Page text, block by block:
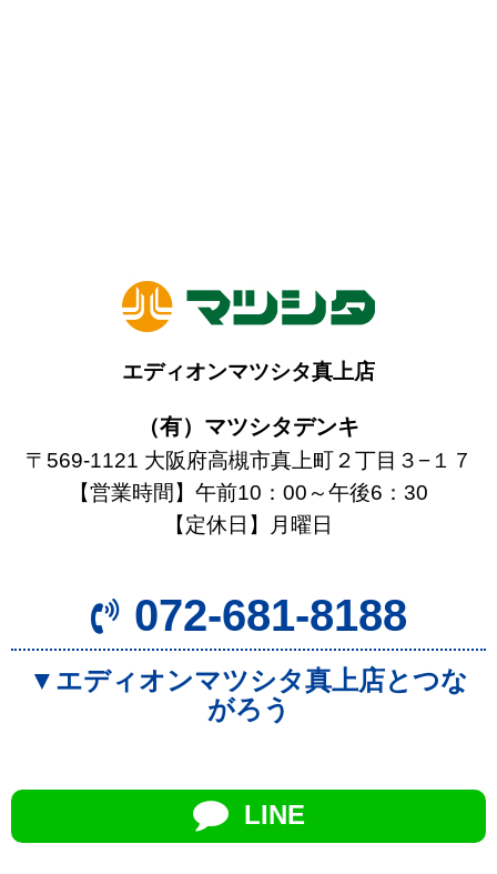
エディオンマツシタ真上店
（有）マツシタデンキ
〒569-1121 大阪府高槻市真上町２丁目３−１７
【営業時間】午前10：00～午後6：30
【定休日】月曜日
072-681-8188
▼エディオンマツシタ真上店とつな
がろう
LINE